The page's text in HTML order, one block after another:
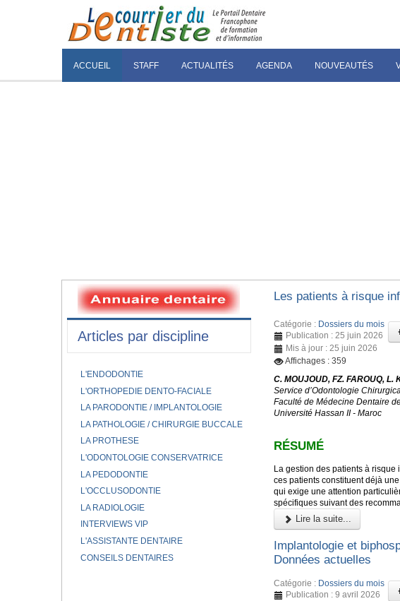
ACCUEIL STAFF ACTUALITÉS AGENDA NOUVEAUTÉS
Les patients à risque
Catégorie : Dossiers du mois
Publication : 25 juin 2026
Mis à jour : 25 juin 2026
Affichages : 359
C. MOUJOUD, FZ. FAROUQ, L.
Service d’Odontologie
Faculté de Médecine Dentaire
Université Hassan II - Maroc
RÉSUMÉ
La gestion des patients à
ces patients constituent déjà
qui exige une attention
spécifiques suivant des
Lire la suite...
Implantologie et
Données actuelles
Catégorie : Dossiers du mois
Publication : 9 avril 2026
Articles par discipline
L'ENDODONTIE
L'ORTHOPEDIE DENTO-FACIALE
LA PARODONTIE / IMPLANTOLOGIE
LA PATHOLOGIE / CHIRURGIE BUCCALE
LA PROTHESE
L'ODONTOLOGIE CONSERVATRICE
LA PEDODONTIE
L'OCCLUSODONTIE
LA RADIOLOGIE
INTERVIEWS VIP
L'ASSISTANTE DENTAIRE
CONSEILS DENTAIRES